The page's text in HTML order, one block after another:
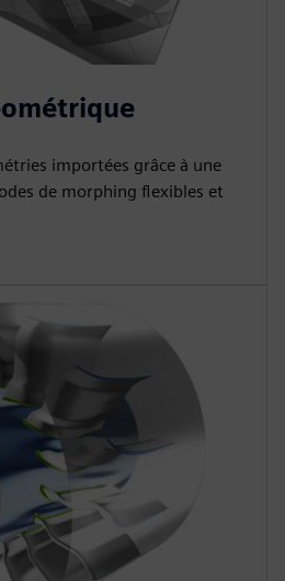
importées grâce à une
de morphing flexibles et